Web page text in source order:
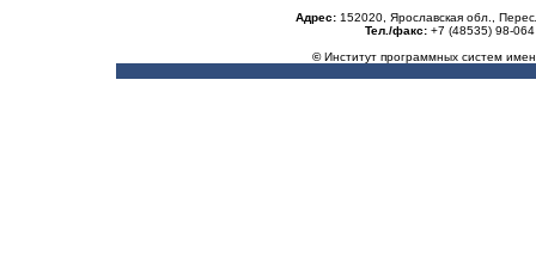
Адрес:152020, Ярославская обл.,
Тел./факс:+7 (48535) 98-
©Институт программных систем